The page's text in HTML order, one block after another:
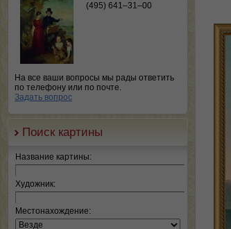
(495) 641–31–00
На все ваши вопросы мы рады ответить
по телефону или по почте.
Задать вопрос
Поиск картины
Название картины:
Художник:
Местонахождение: